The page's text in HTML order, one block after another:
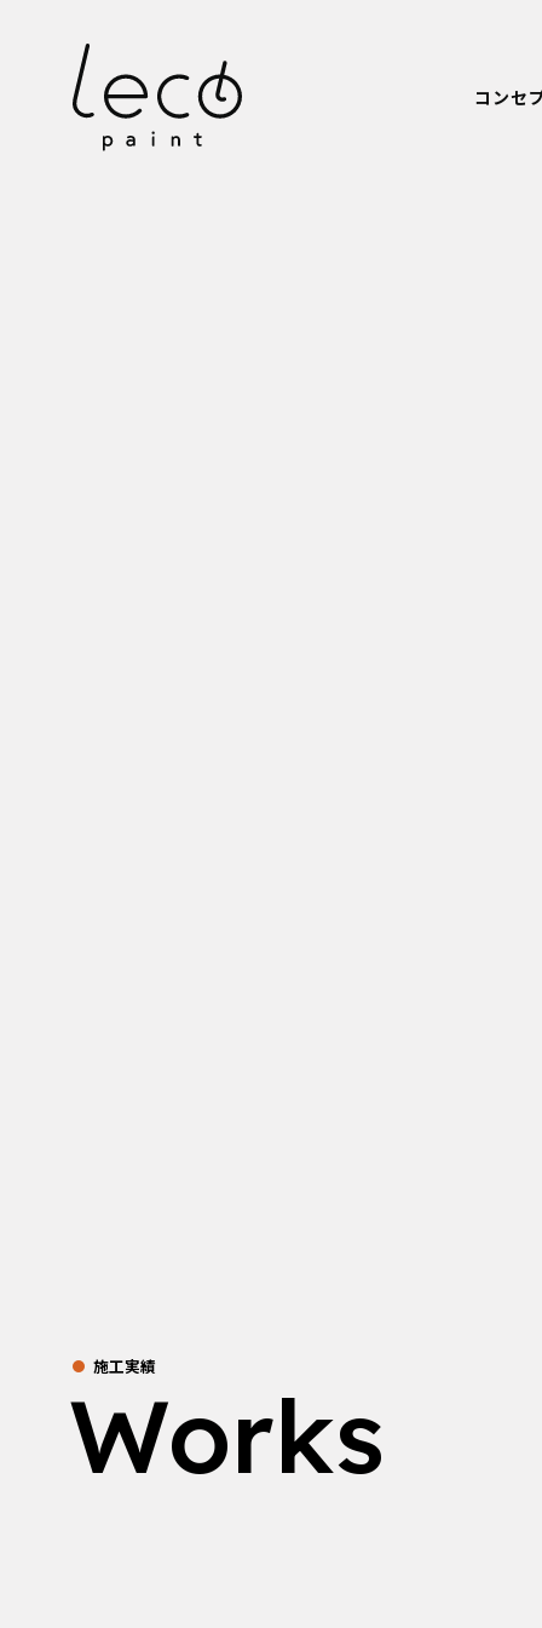
コンセ
施工実績
Works